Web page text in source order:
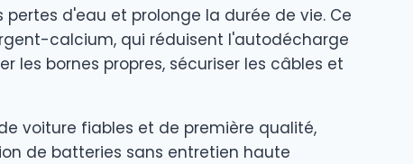
d'eau et prolonge la durée de vie. Ce
calcium, qui réduisent l'autodécharge
les bornes propres, sécuriser les câbles et
voiture fiables et de première qualité,
de batteries sans entretien haute